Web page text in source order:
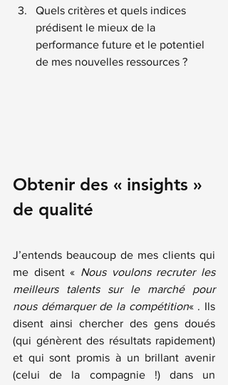
Quels critères et quels indices
prédisent le mieux de la
performance future et le potentiel
de mes nouvelles ressources ?
Obtenir des « insights »
de qualité
J’entends beaucoup de mes clients qui
me disent « Nous voulons recruter les
meilleurs talents sur le marché pour
nous démarquer de la compétition« . Ils
disent ainsi chercher des gens doués
(qui génèrent des résultats rapidement)
et qui sont promis à un brillant avenir
(celui de la compagnie !) dans un